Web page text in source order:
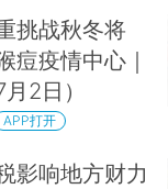
挑战秋冬将
痘疫情中心｜
2日）
APP打开
影响地方财力